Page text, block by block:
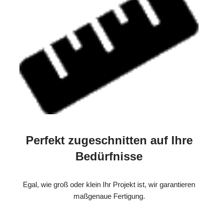
Perfekt zugeschnitten auf Ihre
Bedürfnisse
Egal, wie groß oder klein Ihr Projekt ist, wir garantieren
maßgenaue Fertigung.